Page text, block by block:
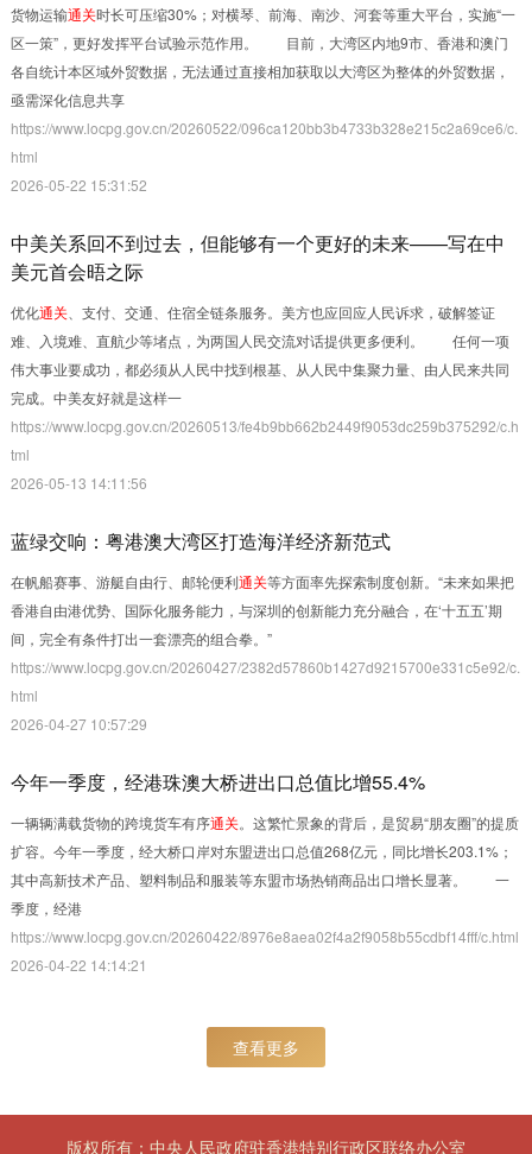
货物运输通关时长可压缩30%；对横琴、前海、南沙、河套等重大平台，实施“一
区一策”，更好发挥平台试验示范作用。 目前，大湾区内地9市、香港和澳门
各自统计本区域外贸数据，无法通过直接相加获取以大湾区为整体的外贸数据，
亟需深化信息共享
https://www.locpg.gov.cn/20260522/096ca120bb3b4733b328e215c2a69ce6/c.
html
2026-05-22 15:31:52
中美关系回不到过去，但能够有一个更好的未来——写在中
美元首会晤之际
优化通关、支付、交通、住宿全链条服务。美方也应回应人民诉求，破解签证
难、入境难、直航少等堵点，为两国人民交流对话提供更多便利。 任何一项
伟大事业要成功，都必须从人民中找到根基、从人民中集聚力量、由人民来共同
完成。中美友好就是这样一
https://www.locpg.gov.cn/20260513/fe4b9bb662b2449f9053dc259b375292/c.h
tml
2026-05-13 14:11:56
蓝绿交响：粤港澳大湾区打造海洋经济新范式
在帆船赛事、游艇自由行、邮轮便利通关等方面率先探索制度创新。“未来如果把
香港自由港优势、国际化服务能力，与深圳的创新能力充分融合，在‘十五五’期
间，完全有条件打出一套漂亮的组合拳。”
https://www.locpg.gov.cn/20260427/2382d57860b1427d9215700e331c5e92/c.
html
2026-04-27 10:57:29
今年一季度，经港珠澳大桥进出口总值比增55.4%
一辆辆满载货物的跨境货车有序通关。这繁忙景象的背后，是贸易“朋友圈”的提质
扩容。今年一季度，经大桥口岸对东盟进出口总值268亿元，同比增长203.1%；
其中高新技术产品、塑料制品和服装等东盟市场热销商品出口增长显著。 一
季度，经港
https://www.locpg.gov.cn/20260422/8976e8aea02f4a2f9058b55cdbf14fff/c.html
2026-04-22 14:14:21
查看更多
版权所有：中央人民政府驻香港特别行政区联络办公室